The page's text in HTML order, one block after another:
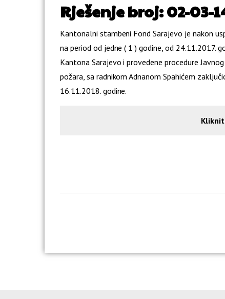
Rješenje broj: 02-03-
Kantonalni stambeni Fond Sarajevo je nakon
na period od jedne ( 1 ) godine, od 24.11.2017.
Kantona Sarajevo i provedene procedure
požara, sa radnikom Adnanom Spahićem
16.11.2018. godine.